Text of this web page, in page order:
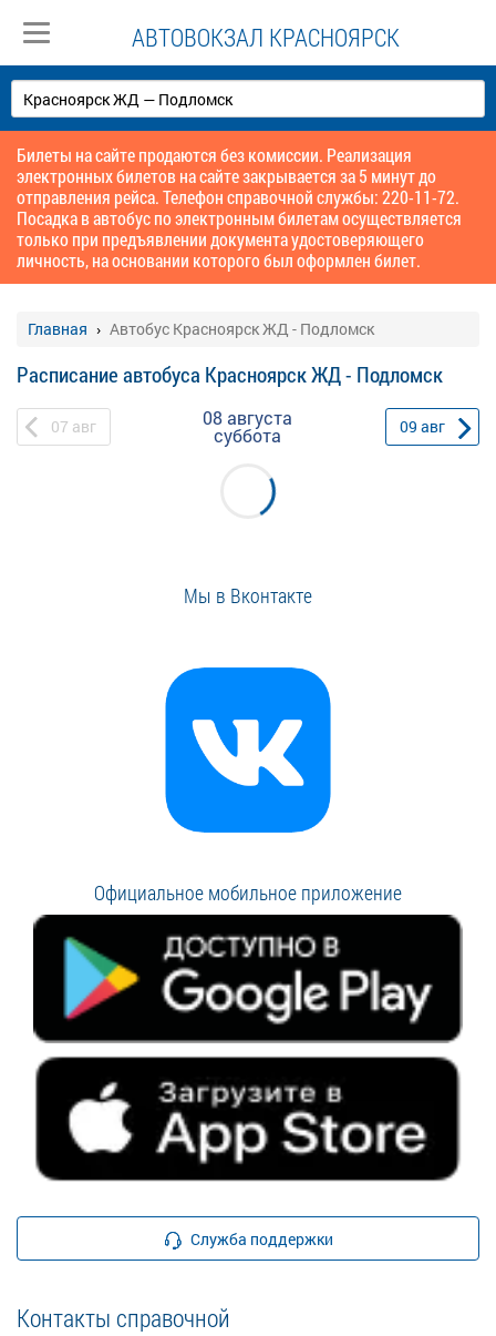
АВТОВОКЗАЛ КРАСНОЯРСК
Билеты на сайте продаются без комиссии. Реализация
электронных билетов на сайте закрывается за 5 минут до
отправления рейса. Телефон справочной службы: 220-11-72.
Посадка в автобус по электронным билетам осуществляется
только при предъявлении документа удостоверяющего
личность, на основании которого был оформлен билет.
Главная Автобус Красноярск ЖД - Подломск
Расписание автобуса Красноярск ЖД - Подломск
07 авг 08 августа
суббота 09 авг
Мы в Вконтакте
Официальное мобильное приложение
Служба поддержки
Контакты справочной